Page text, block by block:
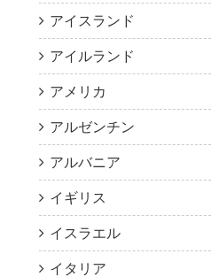
アイスランド
アイルランド
アメリカ
アルゼンチン
アルバニア
イギリス
イスラエル
イタリア